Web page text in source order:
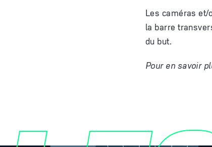
Les caméras et/
la barre
du but.
Pour en savoir